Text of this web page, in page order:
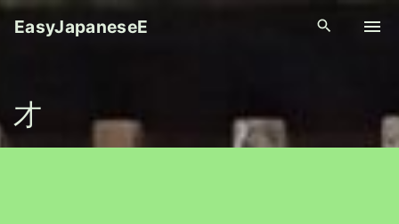
S
o
EasyJapaneseE
才